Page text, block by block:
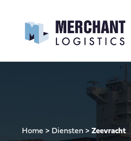
Home > Diensten> Zeevracht